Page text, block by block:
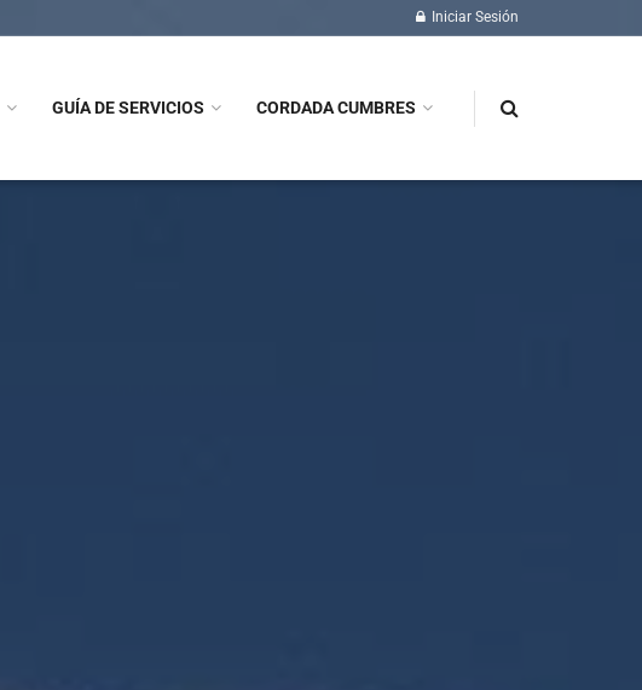
Iniciar Sesión
GUÍA DE SERVICIOS CORDADA CUMBRES